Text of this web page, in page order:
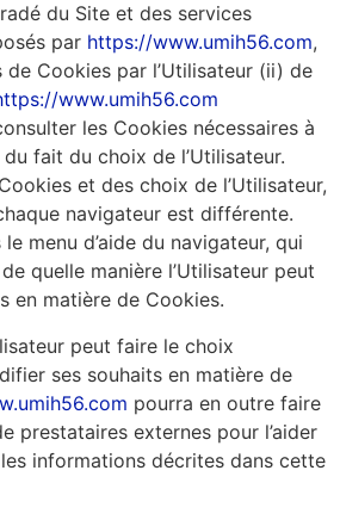
du Site et des services
par https://www.umih56.com,
Cookies par l’Utilisateur (ii) de
www.umih56.com
les Cookies nécessaires à
fait du choix de l’Utilisateur.
et des choix de l’Utilisateur,
navigateur est différente.
menu d’aide du navigateur, qui
quelle manière l’Utilisateur peut
en matière de Cookies.
peut faire le choix
ses souhaits en matière de
pourra en outre faire
prestataires externes pour l’aider
informations décrites dans cette